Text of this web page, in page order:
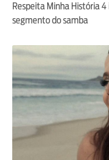
Respeita Minha História
segmento do samba